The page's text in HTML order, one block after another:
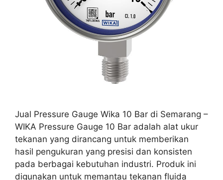
Jual Pressure Gauge Wika 10 Bar di Semarang –
WIKA Pressure Gauge 10 Bar adalah alat ukur
tekanan yang dirancang untuk memberikan
hasil pengukuran yang presisi dan konsisten
pada berbagai kebutuhan industri. Produk ini
digunakan untuk memantau tekanan fluida